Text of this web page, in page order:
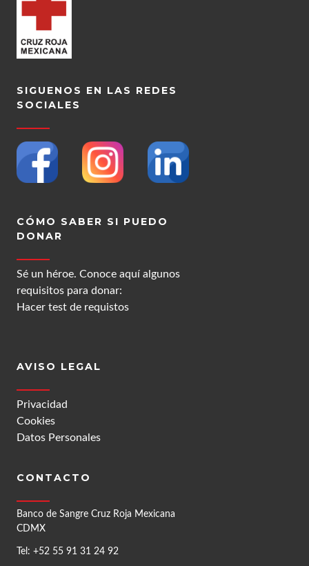
SIGUENOS EN LAS REDES
SOCIALES
CÓMO SABER SI PUEDO
DONAR
Sé un héroe. Conoce aquí algunos
requisitos para donar:
Hacer test de requistos
AVISO LEGAL
Privacidad
Cookies
Datos Personales
CONTACTO
Banco de Sangre Cruz Roja Mexicana
CDMX
Tel: +52 55 91 31 24 92